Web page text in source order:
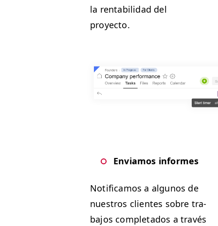
la rentabil­i­dad del
proyecto.
Envi­amos informes
Noti­fi­camos a algunos de
nue­stros clientes sobre tra­
ba­jos com­ple­ta­dos a través